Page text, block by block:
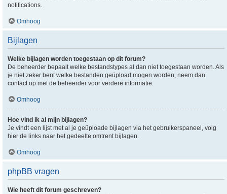
notifications.
Omhoog
Bijlagen
Welke bijlagen worden toegestaan op dit forum?
De beheerder bepaalt welke bestandstypes al dan niet toegestaan worden. Als
je niet zeker bent welke bestanden geüpload mogen worden, neem dan
contact op met de beheerder voor verdere informatie.
Omhoog
Hoe vind ik al mijn bijlagen?
Je vindt een lijst met al je geüploade bijlagen via het gebruikerspaneel, volg
hier de links naar het gedeelte omtrent bijlagen.
Omhoog
phpBB vragen
Wie heeft dit forum geschreven?